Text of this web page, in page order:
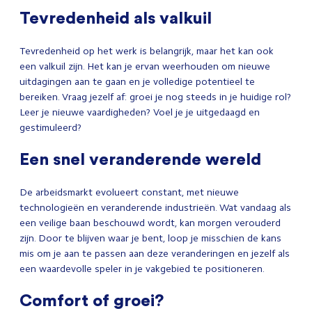
Tevredenheid als valkuil
Tevredenheid op het werk is belangrijk, maar het kan ook
een valkuil zijn. Het kan je ervan weerhouden om nieuwe
uitdagingen aan te gaan en je volledige potentieel te
bereiken. Vraag jezelf af: groei je nog steeds in je huidige rol?
Leer je nieuwe vaardigheden? Voel je je uitgedaagd en
gestimuleerd?
Een snel veranderende wereld
De arbeidsmarkt evolueert constant, met nieuwe
technologieën en veranderende industrieën. Wat vandaag als
een veilige baan beschouwd wordt, kan morgen verouderd
zijn. Door te blijven waar je bent, loop je misschien de kans
mis om je aan te passen aan deze veranderingen en jezelf als
een waardevolle speler in je vakgebied te positioneren.
Comfort of groei?